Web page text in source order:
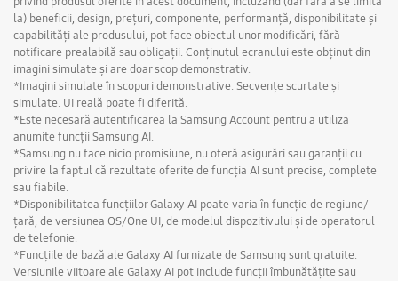
la) beneficii, design, prețuri, componente, performanță, disponibilitate și
capabilități ale produsului, pot face obiectul unor modificări, fără
notificare prealabilă sau obligații. Conținutul ecranului este obținut din
imagini simulate și are doar scop demonstrativ.
*Imagini simulate în scopuri demonstrative. Secvențe scurtate și
simulate. UI reală poate fi diferită.
*Este necesară autentificarea la Samsung Account pentru a utiliza
anumite funcții Samsung AI.
*Samsung nu face nicio promisiune, nu oferă asigurări sau garanții cu
privire la faptul că rezultate oferite de funcția AI sunt precise, complete
sau fiabile.
*Disponibilitatea funcțiilor Galaxy AI poate varia în funcție de regiune/
țară, de versiunea OS/One UI, de modelul dispozitivului și de operatorul
de telefonie.
*Funcțiile de bază ale Galaxy AI furnizate de Samsung sunt gratuite.
Versiunile viitoare ale Galaxy AI pot include funcții îmbunătățite sau